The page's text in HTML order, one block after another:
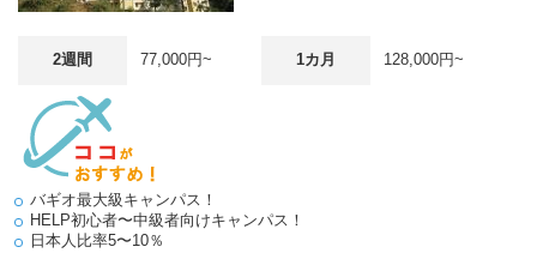
2週間 77,000円~ 1カ月 128,000円~
バギオ最大級キャンパス！
HELP初心者〜中級者向けキャンパス！
日本人比率5〜10％